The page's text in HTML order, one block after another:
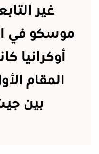
غير
موسكو في
أوكرانيا
المقام
بين